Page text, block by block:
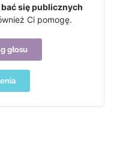
się publicznych
Ci pomogę.
głosu